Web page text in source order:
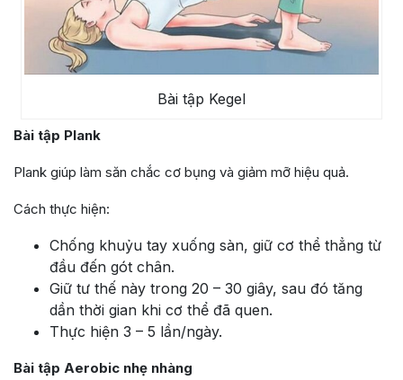
Bài tập Kegel
Bài tập Plank
Plank giúp làm săn chắc cơ bụng và giảm mỡ hiệu quả.
Cách thực hiện:
Chống khuỷu tay xuống sàn, giữ cơ thể thẳng từ
đầu đến gót chân.
Giữ tư thế này trong 20 – 30 giây, sau đó tăng
dần thời gian khi cơ thể đã quen.
Thực hiện 3 – 5 lần/ngày.
Bài tập Aerobic nhẹ nhàng